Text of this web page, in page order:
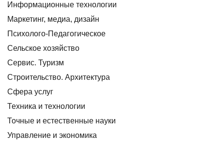
Информационные технологии
Маркетинг, медиа, дизайн
Психолого-Педагогическое
Сельское хозяйство
Сервис. Туризм
Строительство. Архитектура
Сфера услуг
Техника и технологии
Точные и естественные науки
Управление и экономика